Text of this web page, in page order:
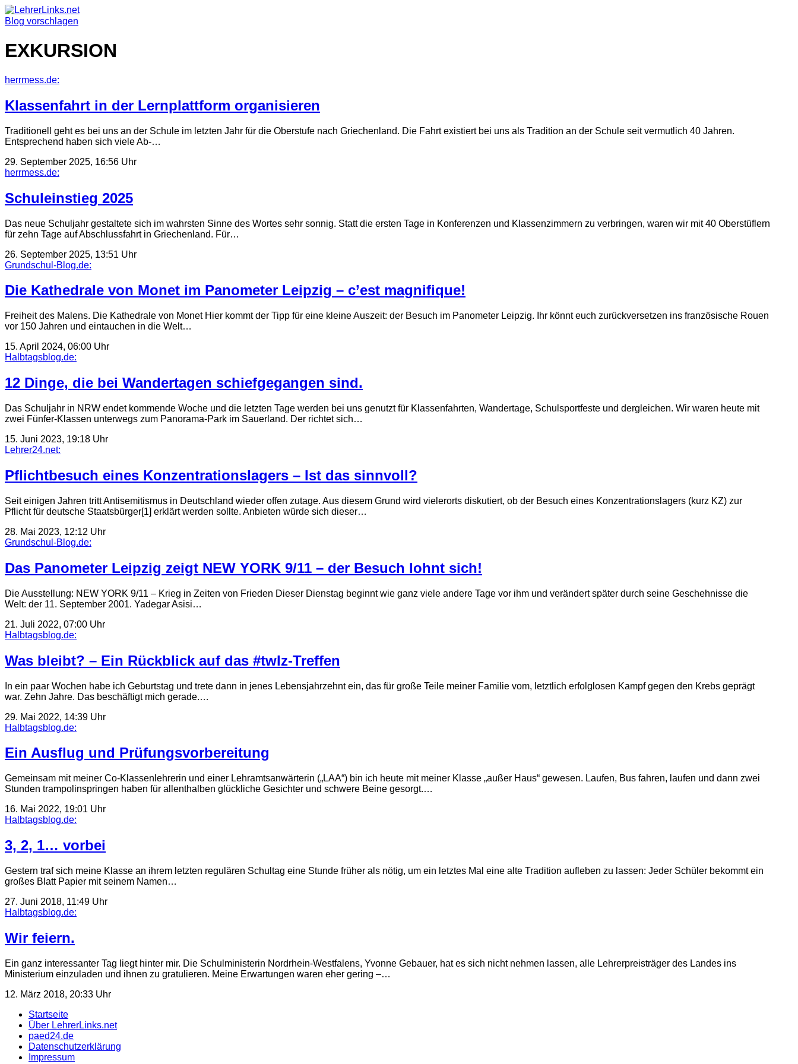
Skip
to
Blog vorschlagen
EXKURSION
herrmess.de:
Klassenfahrt in der Lernplattform organisieren
Traditionell geht es bei uns an der Schule im letzten Jahr für die Oberstufe nach Griechenland. Die Fahrt existiert bei uns als Tradition an der Schule seit vermutlich 40 Jahren.
Entsprechend haben sich viele Ab-…
29. September 2025, 16:56 Uhr
herrmess.de:
Schuleinstieg 2025
Das neue Schuljahr gestaltete sich im wahrsten Sinne des Wortes sehr sonnig. Statt die ersten Tage in Konferenzen und Klassenzimmern zu verbringen, waren wir mit 40 Oberstüflern
für zehn Tage auf Abschlussfahrt in Griechenland. Für…
26. September 2025, 13:51 Uhr
Grundschul-Blog.de:
Die Kathedrale von Monet im Panometer Leipzig – c’est magnifique!
Freiheit des Malens. Die Kathedrale von Monet Hier kommt der Tipp für eine kleine Auszeit: der Besuch im Panometer Leipzig. Ihr könnt euch zurückversetzen ins französische Rouen
vor 150 Jahren und eintauchen in die Welt…
15. April 2024, 06:00 Uhr
Halbtagsblog.de:
12 Dinge, die bei Wandertagen schiefgegangen sind.
Das Schuljahr in NRW endet kommende Woche und die letzten Tage werden bei uns genutzt für Klassenfahrten, Wandertage, Schulsportfeste und dergleichen. Wir waren heute mit
zwei Fünfer-Klassen unterwegs zum Panorama-Park im Sauerland. Der richtet sich…
15. Juni 2023, 19:18 Uhr
Lehrer24.net:
Pflichtbesuch eines Konzentrationslagers – Ist das sinnvoll?
Seit einigen Jahren tritt Antisemitismus in Deutschland wieder offen zutage. Aus diesem Grund wird vielerorts diskutiert, ob der Besuch eines Konzentrationslagers (kurz KZ) zur
Pflicht für deutsche Staatsbürger[1] erklärt werden sollte. Anbieten würde sich dieser…
28. Mai 2023, 12:12 Uhr
Grundschul-Blog.de:
Das Panometer Leipzig zeigt NEW YORK 9/11 – der Besuch lohnt sich!
Die Ausstellung: NEW YORK 9/11 – Krieg in Zeiten von Frieden Dieser Dienstag beginnt wie ganz viele andere Tage vor ihm und verändert später durch seine Geschehnisse die
Welt: der 11. September 2001. Yadegar Asisi…
21. Juli 2022, 07:00 Uhr
Halbtagsblog.de:
Was bleibt? – Ein Rückblick auf das #twlz-Treffen
In ein paar Wochen habe ich Geburtstag und trete dann in jenes Lebensjahrzehnt ein, das für große Teile meiner Familie vom, letztlich erfolglosen Kampf gegen den Krebs geprägt
war. Zehn Jahre. Das beschäftigt mich gerade.…
29. Mai 2022, 14:39 Uhr
Halbtagsblog.de:
Ein Ausflug und Prüfungsvorbereitung
Gemeinsam mit meiner Co-Klassenlehrerin und einer Lehramtsanwärterin („LAA“) bin ich heute mit meiner Klasse „außer Haus“ gewesen. Laufen, Bus fahren, laufen und dann zwei
Stunden trampolinspringen haben für allenthalben glückliche Gesichter und schwere Beine gesorgt.…
16. Mai 2022, 19:01 Uhr
Halbtagsblog.de:
3, 2, 1… vorbei
Gestern traf sich meine Klasse an ihrem letzten regulären Schultag eine Stunde früher als nötig, um ein letztes Mal eine alte Tradition aufleben zu lassen: Jeder Schüler bekommt ein
großes Blatt Papier mit seinem Namen…
27. Juni 2018, 11:49 Uhr
Halbtagsblog.de:
Wir feiern.
Ein ganz interessanter Tag liegt hinter mir. Die Schulministerin Nordrhein-Westfalens, Yvonne Gebauer, hat es sich nicht nehmen lassen, alle Lehrerpreisträger des Landes ins
Ministerium einzuladen und ihnen zu gratulieren. Meine Erwartungen waren eher gering –…
12. März 2018, 20:33 Uhr
Startseite
Über LehrerLinks.net
paed24.de
Datenschutzerklärung
Impressum